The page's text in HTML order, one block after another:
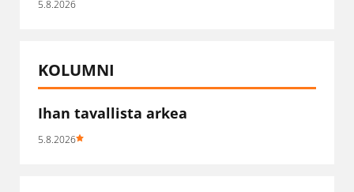
5.8.2026
KOLUMNI
Ihan tavallista arkea
5.8.2026